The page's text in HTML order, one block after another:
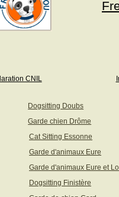
CNIL
Dogsitting Doubs
Garde chien Drôme
Cat Sitting Essonne
Garde d'animaux Eure
Garde d'animaux Eure et
Dogsitting Finistère